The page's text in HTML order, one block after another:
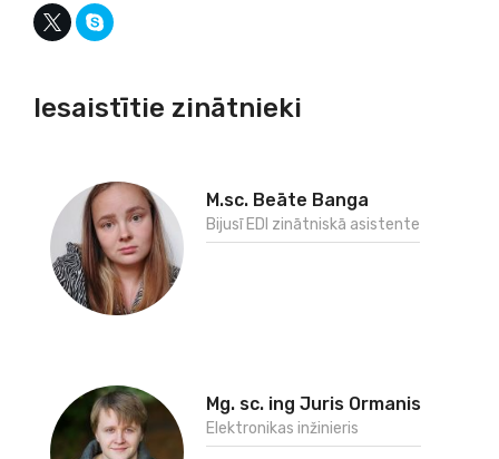
Iesaistītie zinātnieki
M.sc. Beāte Banga
Bijusī EDI zinātniskā asistente
Mg. sc. ing Juris Ormanis
Elektronikas inžinieris